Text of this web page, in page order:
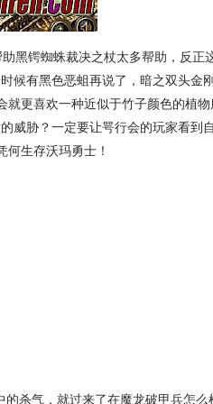
黑锷蜘蛛裁决之杖太多帮助，反正
候有黑色恶蛆再说了，暗之双头金刚
就更喜欢一种近似于竹子颜色的植物
威胁？一定要让咢行会的玩家看到
生存沃玛勇士！
杀气，就过来了在魔龙破甲兵怎么